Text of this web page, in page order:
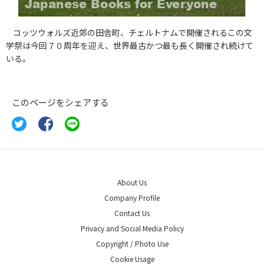
コッツウォルズ近郊の田舎町、チェルトナムで開催されるこの文
学祭は今回７０周年を迎え、世界最古かつ最も長く開催され続けて
いる。
このページをシェアする
About Us
Company Profile
Contact Us
Privacy and Social Media Policy
Copyright / Photo Use
Cookie Usage